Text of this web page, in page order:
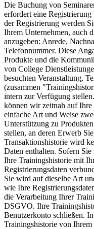
Die Buchung von
erfordert eine
der Registrierung werden
Ihrem Unternehmen, auch
anzugeben: Anrede,
Telefonnummer. Diese
Produkte und die
von College
besuchten Veranstaltung,
(zusammen
intern zur Verfügung
können wir zeitnah auf
einfache Art und Weise
Unterstützung zu
stellen, an deren Erwerb
Transaktionshistorie wird
Daten enthalten. Sofern
Ihre Trainingshistorie mit
Registrierungsdaten
Sie wird auf dieselbe Art
wie Ihre
die Verarbeitung Ihrer
DSGVO. Ihre
Benutzerkonto schließen.
Trainingshistorie von